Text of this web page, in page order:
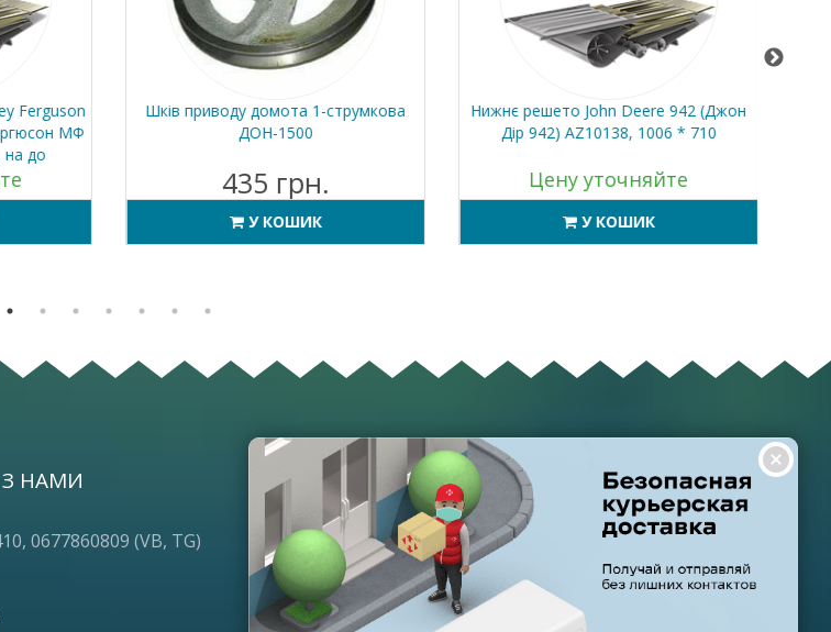
МФ
до
Шків приводу домота 1-струмкова
ДОН-1500
435 грн.
У КОШИК
Нижнє решето John Deere 942 (Джон
Дір 942) AZ10138, 1006 * 710
Цену уточняйте
У КОШИК
З НАМИ
0677860809 (VB, TG)
ОПЛАТА І ДОСТАВКА
ПРО НАС
ГАРАНТІЯ ТА ПОВЕРНЕННЯ
ЧАСТО ЗАДАВАНІ ПИТАННЯ
УМОВИ ВИКОРИСТАННЯ САЙТУ
ВАКАНСІЇ
ГРАФІК РОБОТИ
Пн-Пт: з 8:00 до 21:00
Субота: з 9:00 до 20:00
Неділя: з 10:00 до 19:00